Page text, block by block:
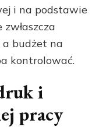
i na podstawie
budżet na
kontrolować.
i
pracy